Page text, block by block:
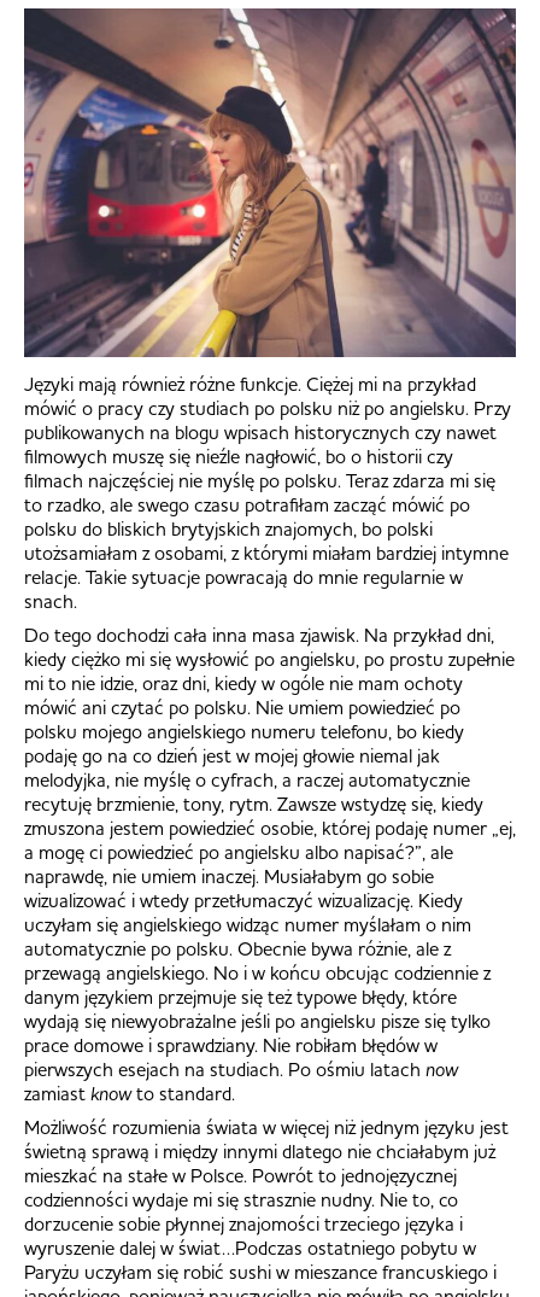
Języki mają również różne funkcje. Ciężej mi na przykład
mówić o pracy czy studiach po polsku niż po angielsku. Przy
publikowanych na blogu wpisach historycznych czy nawet
filmowych muszę się nieźle nagłowić, bo o historii czy
filmach najczęściej nie myślę po polsku. Teraz zdarza mi się
to rzadko, ale swego czasu potrafiłam zacząć mówić po
polsku do bliskich brytyjskich znajomych, bo polski
utożsamiałam z osobami, z którymi miałam bardziej intymne
relacje. Takie sytuacje powracają do mnie regularnie w
snach.
Do tego dochodzi cała inna masa zjawisk. Na przykład dni,
kiedy ciężko mi się wysłowić po angielsku, po prostu zupełnie
mi to nie idzie, oraz dni, kiedy w ogóle nie mam ochoty
mówić ani czytać po polsku. Nie umiem powiedzieć po
polsku mojego angielskiego numeru telefonu, bo kiedy
podaję go na co dzień jest w mojej głowie niemal jak
melodyjka, nie myślę o cyfrach, a raczej automatycznie
recytuję brzmienie, tony, rytm. Zawsze wstydzę się, kiedy
zmuszona jestem powiedzieć osobie, której podaję numer „ej,
a mogę ci powiedzieć po angielsku albo napisać?”, ale
naprawdę, nie umiem inaczej. Musiałabym go sobie
wizualizować i wtedy przetłumaczyć wizualizację. Kiedy
uczyłam się angielskiego widząc numer myślałam o nim
automatycznie po polsku. Obecnie bywa różnie, ale z
przewagą angielskiego. No i w końcu obcując codziennie z
danym językiem przejmuje się też typowe błędy, które
wydają się niewyobrażalne jeśli po angielsku pisze się tylko
prace domowe i sprawdziany. Nie robiłam błędów w
pierwszych esejach na studiach. Po ośmiu latach now
zamiast knowto standard.
Możliwość rozumienia świata w więcej niż jednym języku jest
świetną sprawą i między innymi dlatego nie chciałabym już
mieszkać na stałe w Polsce. Powrót to jednojęzycznej
codzienności wydaje mi się strasznie nudny. Nie to, co
dorzucenie sobie płynnej znajomości trzeciego języka i
wyruszenie dalej w świat…Podczas ostatniego pobytu w
Paryżu uczyłam się robić sushi w mieszance francuskiego i